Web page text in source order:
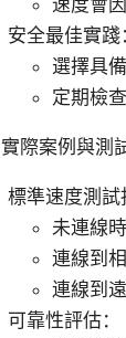
安全最佳實踐
選擇具
定期檢
際案例與測
標準速度測試
未連線
連線到
連線到
可靠性評估：